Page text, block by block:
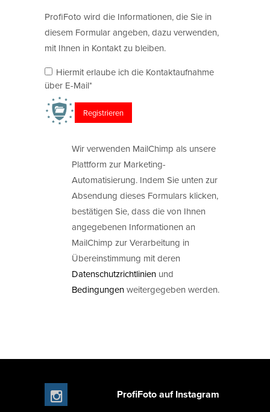
ProfiFoto wird die Informationen, die Sie in
diesem Formular angeben, dazu verwenden,
mit Ihnen in Kontakt zu bleiben.
Hiermit erlaube ich die Kontaktaufnahme
über E-Mail*
Wir verwenden MailChimp als unsere
Plattform zur Marketing-
Automatisierung. Indem Sie unten zur
Absendung dieses Formulars klicken,
bestätigen Sie, dass die von Ihnen
angegebenen Informationen an
MailChimp zur Verarbeitung in
Übereinstimmung mit deren
Datenschutzrichtlinien und
Bedingungenweitergegeben werden.
ProfiFoto auf Instagram